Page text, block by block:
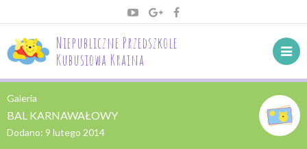
Niepubliczne Przedszkole
Kubusiowa Kraina
Galeria
BAL KARNAWAŁOWY
Dodano: 9 lutego 2014